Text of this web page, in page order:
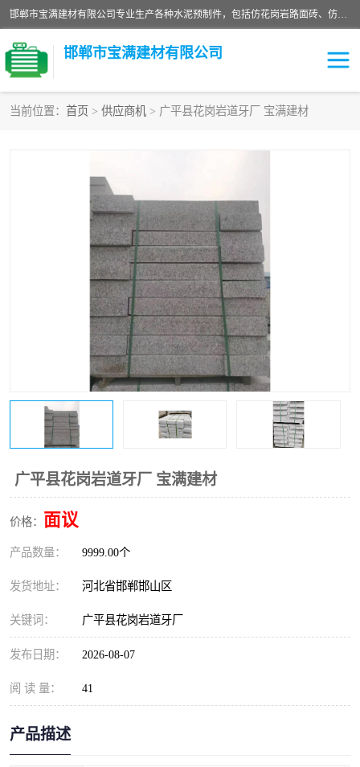
邯郸市宝满建材有限公司专业生产各种水泥预制件，包括仿花岗岩路面砖、仿花岗岩人行道砖、仿花岗岩路侧石、烧结砖、植草砖、码头砖连锁块、仿花岗岩路侧石、沙井盖、水泥盖板等各种水泥制品
邯郸市宝满建材有限公司
当前位置： 首页 > 供应商机 > 广平县花岗岩道牙厂 宝满建材
广平县花岗岩道牙厂 宝满建材
价格： 面议
产品数量： 9999.00个
发货地址： 河北省邯郸邯山区
关键词： 广平县花岗岩道牙厂
发布日期： 2026-08-07
阅 读 量： 41
产品描述
便道砖
花岗岩路岩石 盲道砖
pc仿石砖